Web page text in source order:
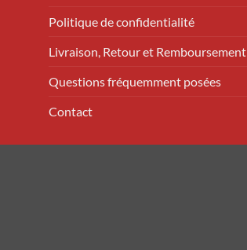
Politique de confidentialité
Livraison, Retour et Remboursement
Questions fréquemment posées
Contact